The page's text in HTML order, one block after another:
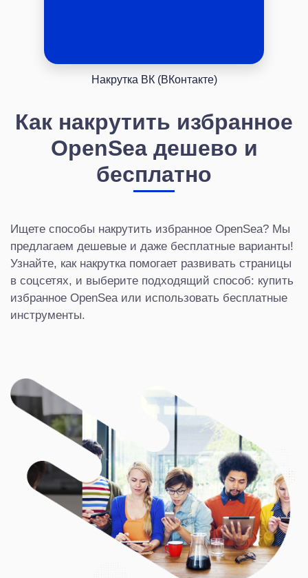
Накрутка ВК (ВКонтакте)
Как накрутить избранное
OpenSea дешево и
бесплатно
Ищете способы накрутить избранное OpenSea? Мы
предлагаем дешевые и даже бесплатные варианты!
Узнайте, как накрутка помогает развивать страницы
в соцсетях, и выберите подходящий способ: купить
избранное OpenSea или использовать бесплатные
инструменты.